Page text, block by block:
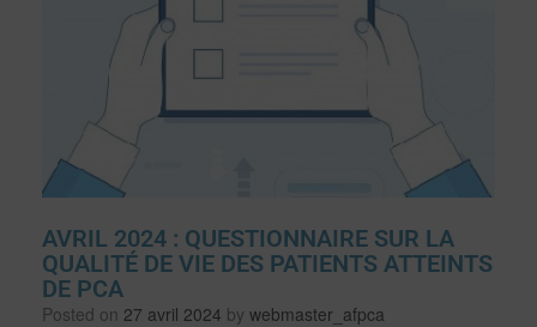
AVRIL 2024 : QUESTIONNAIRE SUR LA
QUALITÉ DE VIE DES PATIENTS ATTEINTS
DE PCA
Posted on 27 avril 2024 by webmaster_afpca